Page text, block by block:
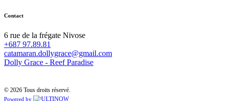
Contact
6 rue de la frégate Nivose
+687 97.89.81
catamaran.dollygrace@gmail.com
Dolly Grace - Reef Paradise
© 2026 Tous droits réservé.
Powered by